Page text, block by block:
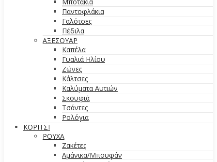
Παντοφλάκια
Γαλότσες
Πέδιλα
ΑΞΕΣΟΥΑΡ
Καπέλα
Γυαλιά Ηλίου
Ζώνες
Κάλτσες
Καλύματα Αυτιών
Σκουφιά
Τσάντες
Ρολόγια
ΚΟΡΙΤΣΙ
ΡΟΥΧΑ
Ζακέτες
Αμάνικα/Μπουφάν